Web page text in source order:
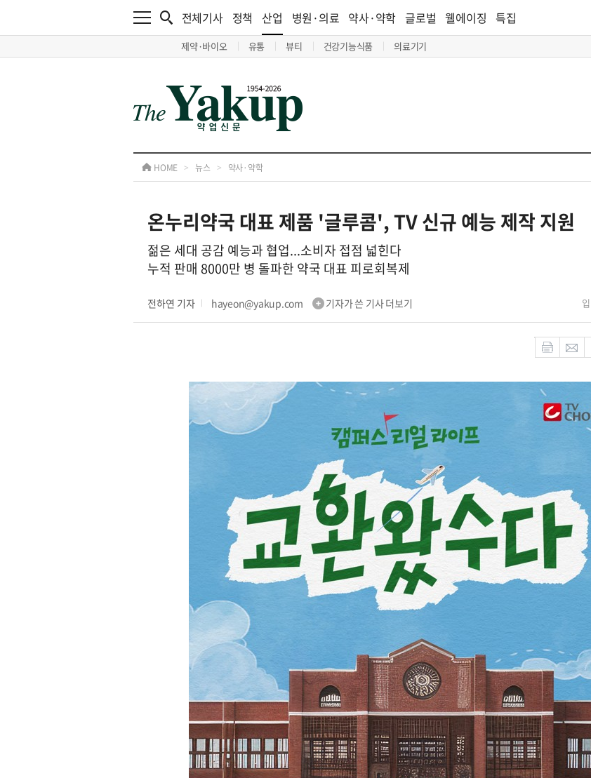
전체기사 정책 산업
제약·바이오 유통 뷰티 건강기능식품 의료기기
병원·의료 약사·약학 글로벌 웰에이징 특집
HOME > 뉴스 > 약사·약학
온누리약국 대표 제품 '글루콤', TV 신규 예능 제작 지원
젊은 세대 공감 예능과 협업...소비자 접점 넓힌다
누적 판매 8000만 병 돌파한 약국 대표 피로회복제
전하연 기자 hayeon@yakup.com 기자가 쓴 기사 더보기